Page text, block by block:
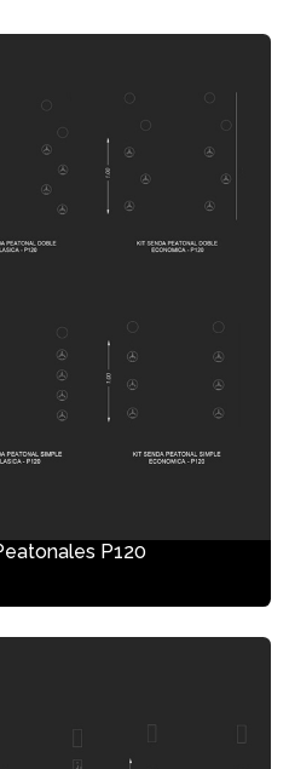
P120